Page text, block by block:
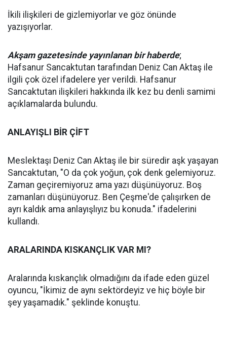
İkili ilişkileri de gizlemiyorlar ve göz önünde
yazışıyorlar.
Akşam gazetesinde yayınlanan bir haberde;
Hafsanur Sancaktutan tarafından Deniz Can Aktaş ile
ilgili çok özel ifadelere yer verildi. Hafsanur
Sancaktutan ilişkileri hakkında ilk kez bu denli samimi
açıklamalarda bulundu.
ANLAYIŞLI BİR ÇİFT
Meslektaşı Deniz Can Aktaş ile bir süredir aşk yaşayan
Sancaktutan, "O da çok yoğun, çok denk gelemiyoruz.
Zaman geçiremiyoruz ama yazı düşünüyoruz. Boş
zamanları düşünüyoruz. Ben Çeşme'de çalışırken de
ayrı kaldık ama anlayışlıyız bu konuda." ifadelerini
kullandı.
ARALARINDA KISKANÇLIK VAR MI?
Aralarında kıskançlık olmadığını da ifade eden güzel
oyuncu, "İkimiz de aynı sektördeyiz ve hiç böyle bir
şey yaşamadık." şeklinde konuştu.